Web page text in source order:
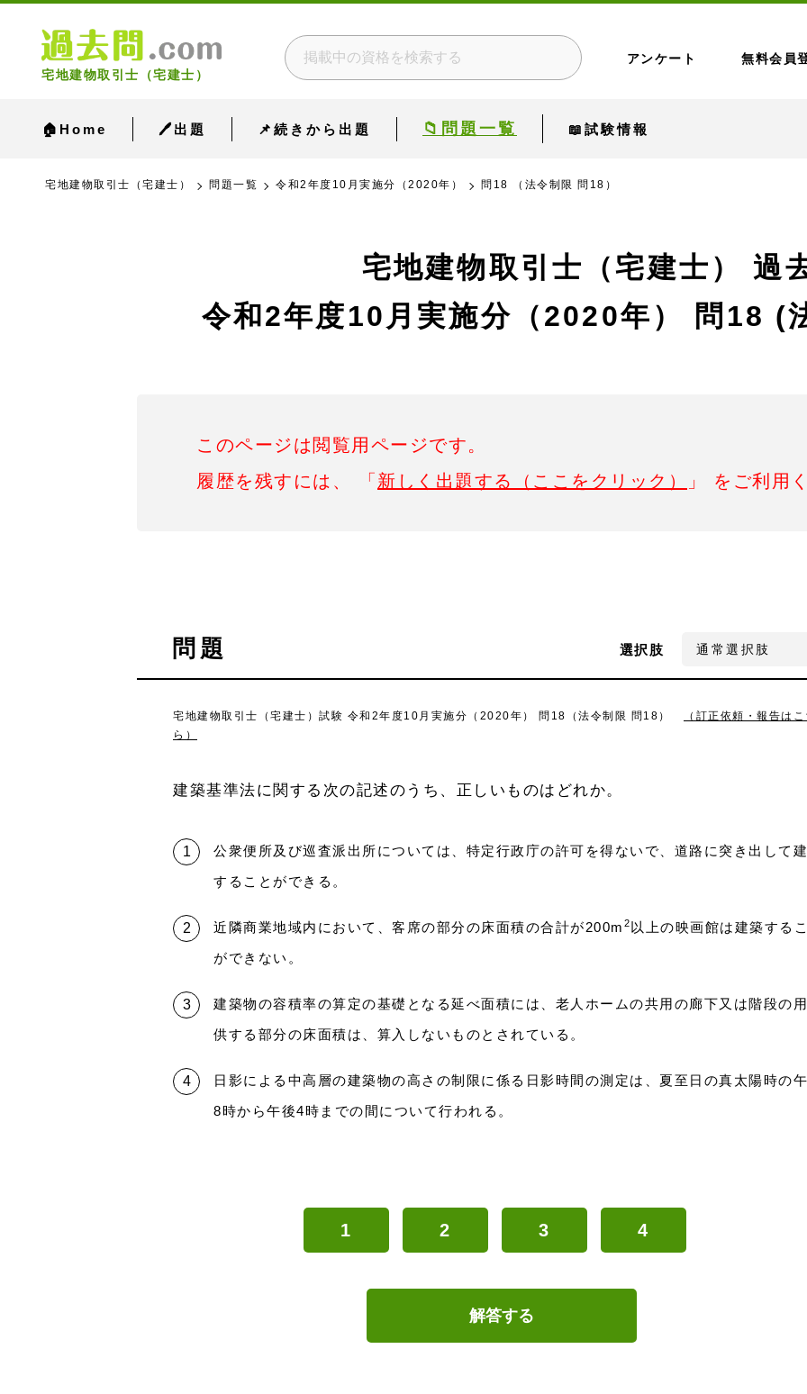
宅地建物取引士（宅建士）
アンケート 無料会員
🏠Home 🖊出題 📌続きから出題 📁問題一覧 📖試験情報
宅地建物取引士（宅建士） 問題一覧 令和2年度10月実施分（2020年） 問18 （法令制限 問18）
宅地建物取引士（宅建士） 過
令和2年度10月実施分（2020年）
問18 (
このページは閲覧用ページです。
履歴を残すには、 「 新しく出題する（ここをクリック） 」 をご利用
問題 選択肢
宅地建物取引士（宅建士）試験 令和2年度10月実施分（2020年） 問18（法令制限 問18）
（訂正依頼・報告はこ
ら）
建築基準法に関する次の記述のうち、正しいものはどれか。
公衆便所及び巡査派出所については、特定行政庁の許可を得ないで、道路に突き出して
することができる。
近隣商業地域内において、客席の部分の床面積の合計が200m 2 以上の映画館は建築する
ができない。
建築物の容積率の算定の基礎となる延べ面積には、老人ホームの共用の廊下又は階段の
供する部分の床面積は、算入しないものとされている。
日影による中高層の建築物の高さの制限に係る日影時間の測定は、夏至日の真太陽時の
8時から午後4時までの間について行われる。
1 2 3 4
解答する